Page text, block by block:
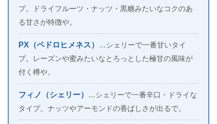
プ。ドライフルーツ・ナッツ・黒糖みたいなコクのあ
る甘さが特徴や。
PX（ペドロヒメネス）
…シェリーで一番甘いタイ
プ。レーズンや蜜みたいなとろっとした極甘の風味が
付く樽や。
フィノ（シェリー）
…シェリーで一番辛口・ドライな
タイプ。ナッツやアーモンドの香ばしさが出るで。